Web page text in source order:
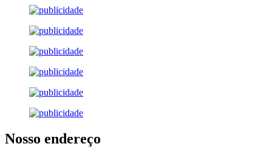
Nosso endereço